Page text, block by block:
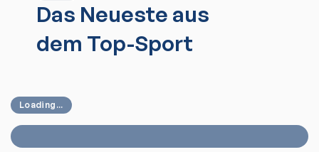
Das Neueste aus
dem Top-Sport
Loading...